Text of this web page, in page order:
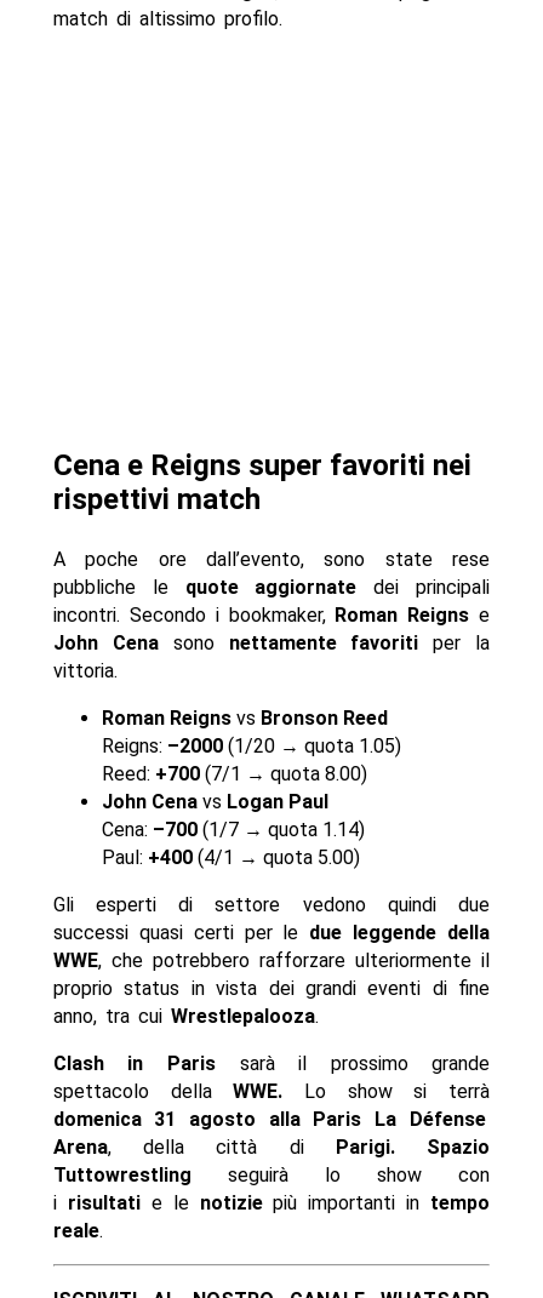
match di altissimo profilo.
Cena e Reigns super favoriti nei
rispettivi match
A poche ore dall’evento, sono state rese
pubbliche le quote aggiornate dei principali
incontri. Secondo i bookmaker, Roman Reigns e
John Cenasono nettamente favoriti per la
vittoria.
Roman Reignsvs Bronson Reed
Reigns: –2000(1/20 → quota 1.05)
Reed: +700(7/1 → quota 8.00)
John Cenavs Logan Paul
Cena: –700(1/7 → quota 1.14)
Paul: +400(4/1 → quota 5.00)
Gli esperti di settore vedono quindi due
successi quasi certi per le due leggende della
WWE, che potrebbero rafforzare ulteriormente il
proprio status in vista dei grandi eventi di fine
anno, tra cui Wrestlepalooza.
Clash in Parissarà il prossimo grande
spettacolo dellaWWE. Lo show si terrà
domenica 31 agosto alla Paris La Défense
Arena, della città di
Parigi. Spazio
Tuttowrestling seguirà lo show con
i risultatie le notiziepiù importanti in tempo
reale.